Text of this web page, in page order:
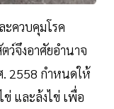
ะควบคุมโรค
ว์จึงอาศัยอำนาจ
2558 กำหนดให้
และล้งไข่ เพื่อ